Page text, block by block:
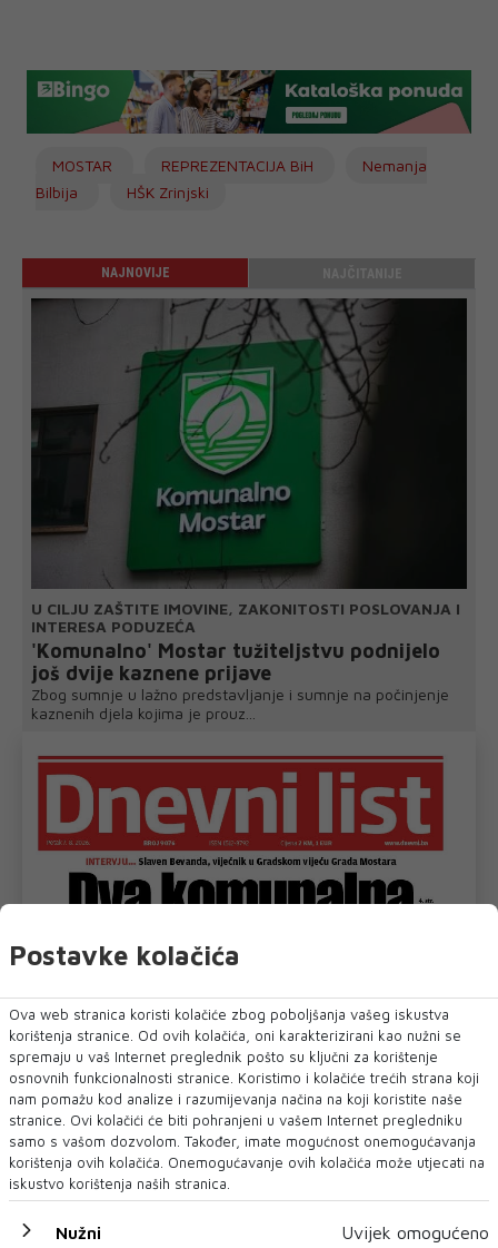
MOSTAR REPREZENTACIJA BiH
Nemanja
Bilbija
HŠK Zrinjski
NAJNOVIJE
U CILJU ZAŠTITE IMOVINE, ZAKONITOSTI POSLOVANJA I
INTERESA PODUZEĆA
'Komunalno' Mostar tužiteljstvu podnijelo
još dvije kaznene prijave
Zbog sumnje u lažno predstavljanje i sumnje na počinjenje
kaznenih djela kojima je prouz...
Postavke kolačića
Ova web stranica koristi kolačiće zbog poboljšanja vašeg iskustva
korištenja stranice. Od ovih kolačića, oni karakterizirani kao nužni se
spremaju u vaš Internet preglednik pošto su ključni za korištenje
osnovnih funkcionalnosti stranice. Koristimo i kolačiće trećih strana koji
nam pomažu kod analize i razumijevanja načina na koji koristite naše
stranice. Ovi kolačići će biti pohranjeni u vašem Internet pregledniku
samo s vašom dozvolom. Također, imate mogućnost onemogućavanja
korištenja ovih kolačića. Onemogućavanje ovih kolačića može utjecati na
iskustvo korištenja naših stranica.
Nužni Uvijek omogućeno